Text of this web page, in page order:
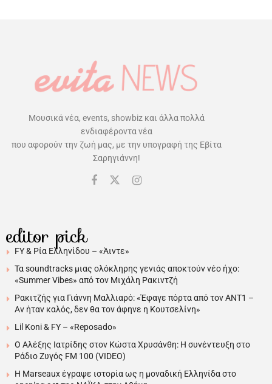
Μουσικά νέα, events, showbiz και άλλα πολλά
ενδιαφέροντα νέα
που αφορούν την ζωή μας, με την υπογραφή της Εβίτα
Σαρηγιάννη!
editor pick
FY & Ρία Ελληνίδου – «Άιντε»
Τα soundtracks μιας ολόκληρης γενιάς αποκτούν νέο ήχο:
«Summer Vibes» από τον Μιχάλη Ρακιντζή
Ρακιτζής για Γιάννη Μαλλιαρό: «Έφαγε πόρτα από τον ΑΝΤ1 –
Αν ήταν καλός, δεν θα τον άφηνε η Κουτσελίνη»
Lil Koni & FY – «Reposado»
Ο Αλέξης Ιατρίδης στον Κώστα Χρυσάνθη: Η συνέντευξη στο
Ράδιο Ζυγός FM 100 (VIDEO)
H Marseaux έγραψε ιστορία ως η μοναδική Ελληνίδα στο